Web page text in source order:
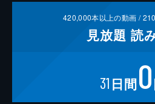
420,000本以上の動画 /210
見放題 読
31 日間0